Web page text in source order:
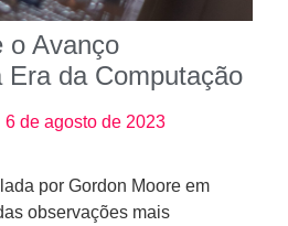
o Avanço
Era da Computação
6 de agosto de 2023
por Gordon Moore em
observações mais